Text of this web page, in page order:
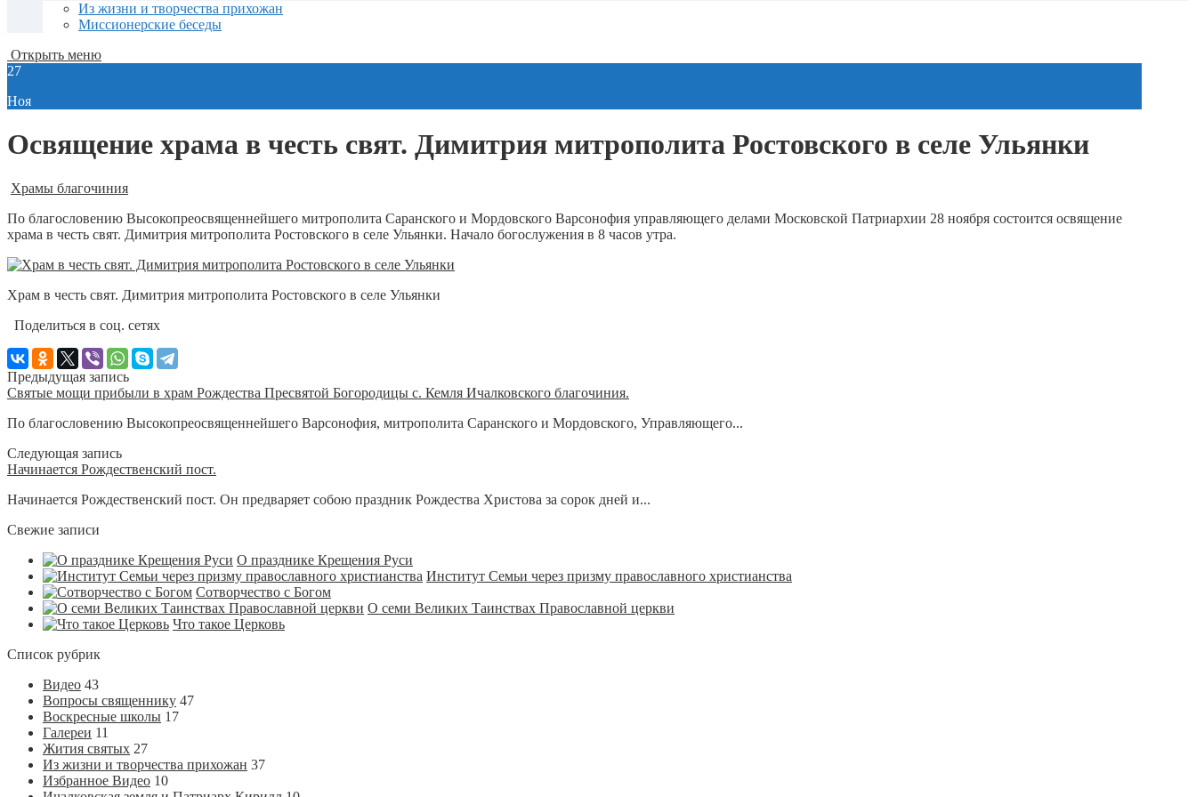
Из жизни и творчества прихожан
Миссионерские беседы
Открыть меню
27
Ноя
Освящение храма в честь свят. Димитрия митрополита Ростовского в селе Ульянки
Храмы благочиния
По благословению Высокопреосвященнейшего митрополита Саранского и Мордовского Варсонофия управляющего делами Московской Патриархии 28 ноября состоится освящение
храма в честь свят. Димитрия митрополита Ростовского в селе Ульянки. Начало богослужения в 8 часов утра.
Храм в честь свят. Димитрия митрополита Ростовского в селе Ульянки
Поделиться в соц. сетях
Предыдущая запись
Святые мощи прибыли в храм Рождества Пресвятой Богородицы с. Кемля Ичалковского благочиния.
По благословению Высокопреосвященнейшего Варсонофия, митрополита Саранского и Мордовского, Управляющего...
Следующая запись
Начинается Рождественский пост.
Начинается Рождественский пост. Он предваряет собою праздник Рождества Христова за сорок дней и...
Свежие записи
О празднике Крещения Руси
Институт Семьи через призму православного христианства
Сотворчество с Богом
О семи Великих Таинствах Православной церкви
Что такое Церковь
Список рубрик
Видео 43
Вопросы священнику 47
Воскресные школы 17
Галереи 11
Жития святых 27
Из жизни и творчества прихожан 37
Избранное Видео 10